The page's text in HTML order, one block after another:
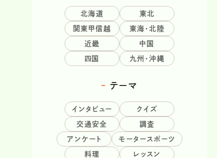
北海道 東北
関東甲信越 東海・北陸
近畿 中国
四国 九州・沖縄
テーマ
インタビュー クイズ
交通安全 調査
アンケート モータースポーツ
料理 レッスン